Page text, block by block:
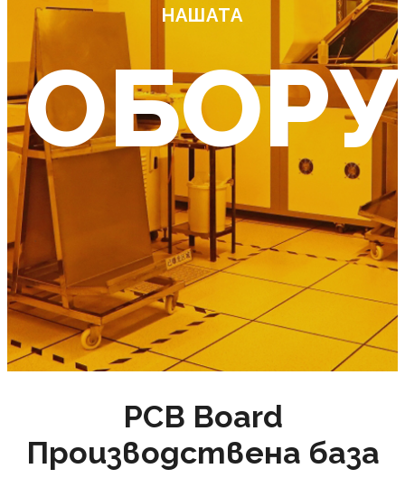
НАШАТА
PCB Board
Производствена база